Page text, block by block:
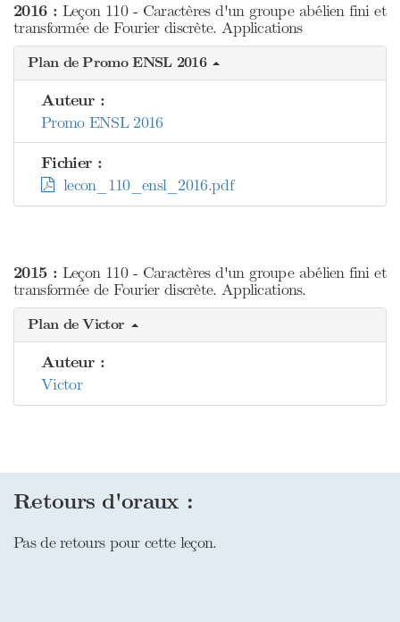
2016 : Leçon 110 - Caractères d'un groupe abélien fini et
transformée de Fourier discrète. Applications
Plan de Promo ENSL 2016
Auteur :
Promo ENSL 2016
Fichier :
lecon_110_ensl_2016.pdf
2015 : Leçon 110 - Caractères d'un groupe abélien fini et
transformée de Fourier discrète. Applications.
Plan de Victor
Auteur :
Victor
Retours d'oraux :
Pas de retours pour cette leçon.